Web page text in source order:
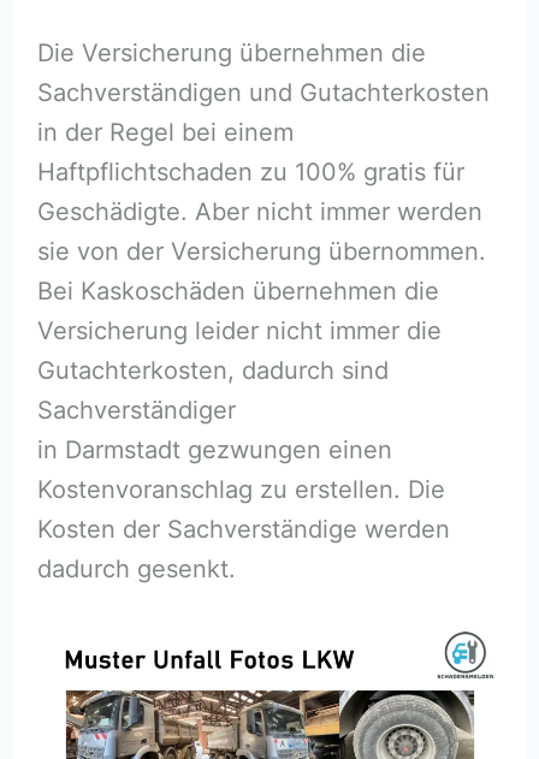
Die Versicherung übernehmen die
Sachverständigen und Gutachterkosten
in der Regel bei einem
Haftpflichtschaden zu 100% gratis für
Geschädigte. Aber nicht immer werden
sie von der Versicherung übernommen.
Bei Kaskoschäden übernehmen die
Versicherung leider nicht immer die
Gutachterkosten, dadurch sind
Sachverständiger
in Darmstadt gezwungen einen
Kostenvoranschlag zu erstellen. Die
Kosten der Sachverständige werden
dadurch gesenkt.